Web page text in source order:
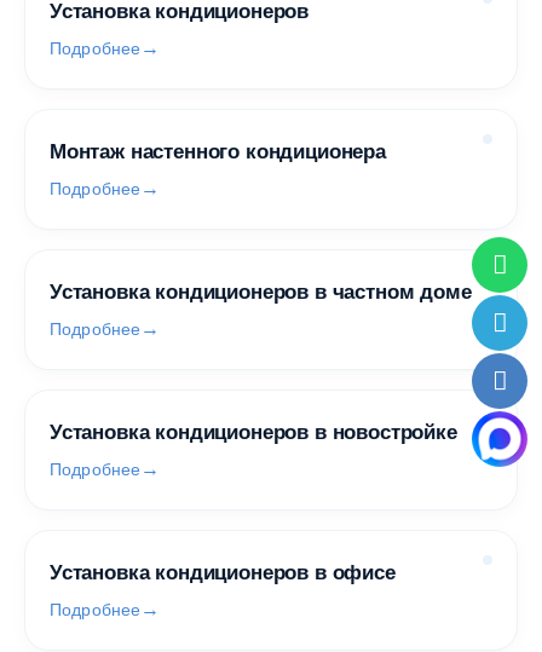
Установка кондиционеров
Подробнее
Монтаж настенного кондиционера
Подробнее
Установка кондиционеров в частном доме
Подробнее
Установка кондиционеров в новостройке
Подробнее
Установка кондиционеров в офисе
Подробнее